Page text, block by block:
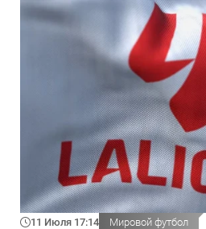
11 Июля 17:14 Мировой футбол